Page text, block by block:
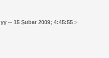
-- 15 Şubat 2009; 4:45:55 >